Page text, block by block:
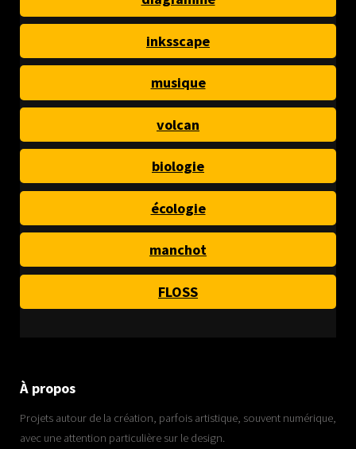
inksscape
musique
volcan
biologie
écologie
manchot
FLOSS
À propos
Projets autour de la création, parfois artistique, souvent numérique,
avec une attention particulière sur le design.